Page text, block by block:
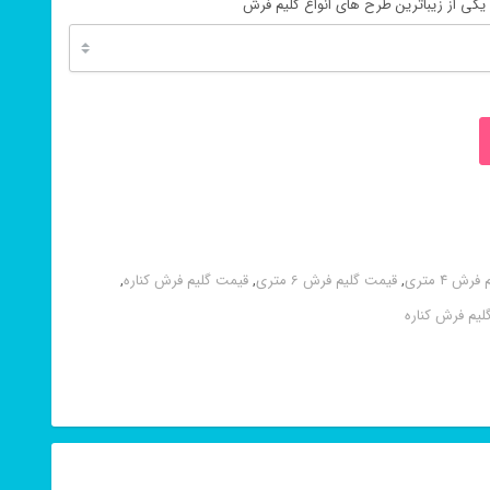
یکی از زیباترین طرح های انواع گلیم فرش
4 متری ,قیمت گلیم فرش 6 متری ,قیمت گلیم فرش کناره,
فرش کناره